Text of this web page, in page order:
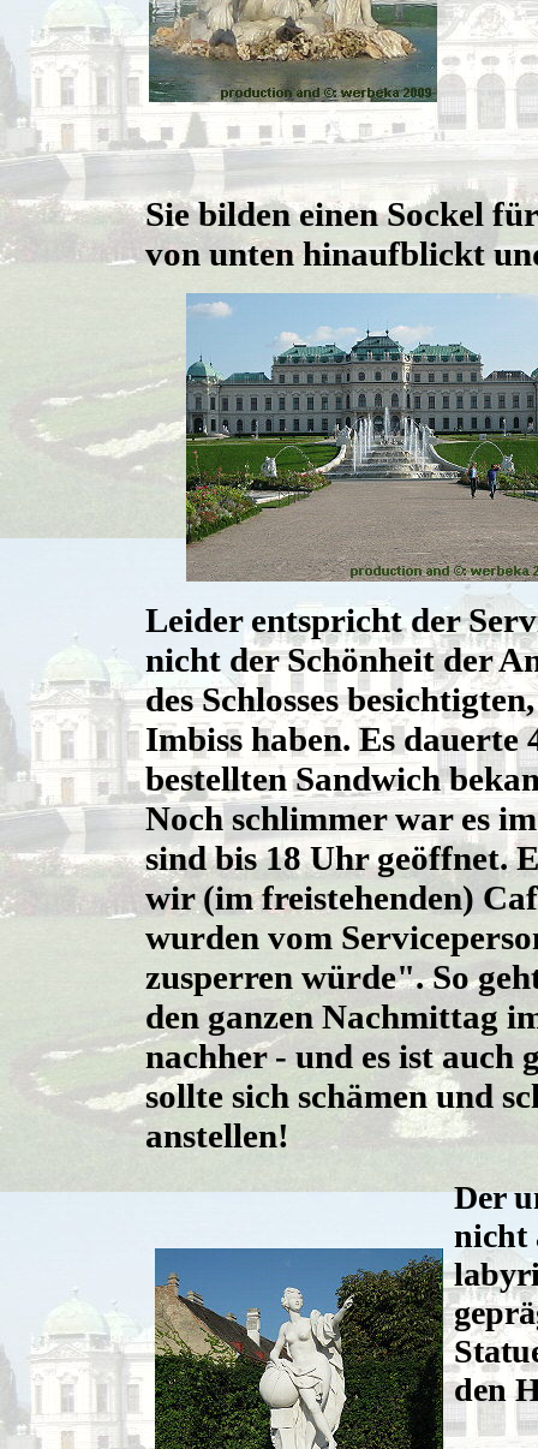
Sie bilden einen Sockel
von unten hinaufblickt
Leider entspricht der
nicht der Schönheit der
des Schlosses
Imbiss haben. Es
bestellten Sandwich
Noch schlimmer war es
sind bis 18 Uhr geöffnet.
wir (im freistehenden)
wurden vom
zusperren würde". So
den ganzen Nachmittag
nachher - und es ist auch
sollte sich schämen und
anstellen!
Der
nicht
den